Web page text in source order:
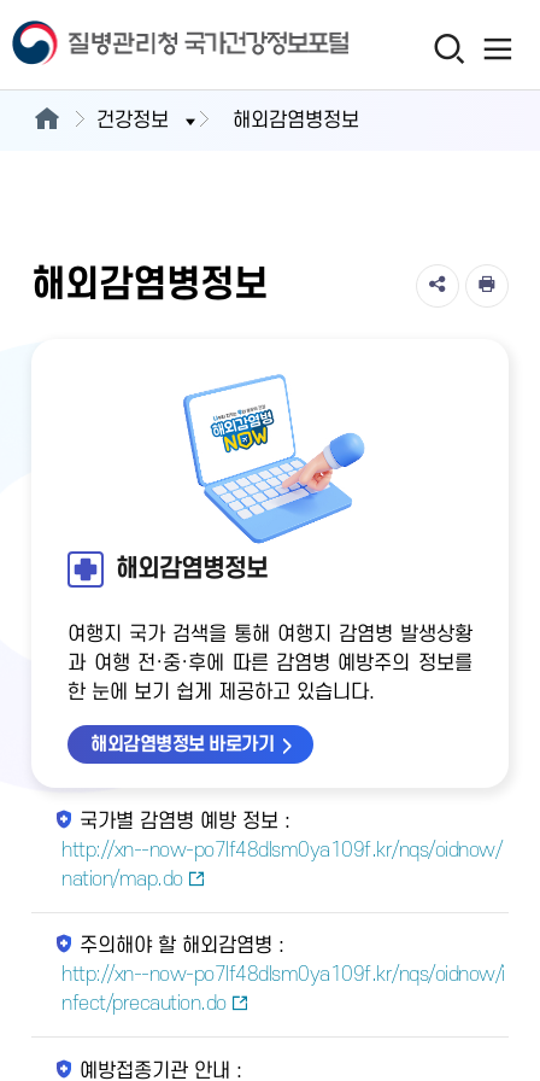
건강정보 해외감염병정보
해외감염병정보
해외감염병정보
여행지 국가 검색을 통해 여행지 감염병 발생상황
과 여행 전·중·후에 따른 감염병 예방주의 정보를
한 눈에 보기 쉽게 제공하고 있습니다.
해외감염병정보 바로가기
국가별 감염병 예방 정보 :
http://xn--now-po7lf48dlsm0ya109f.kr/nqs/oidnow/
nation/map.do
주의해야 할 해외감염병 :
http://xn--now-po7lf48dlsm0ya109f.kr/nqs/oidnow/i
nfect/precaution.do
예방접종기관 안내 :